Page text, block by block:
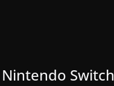
Switch